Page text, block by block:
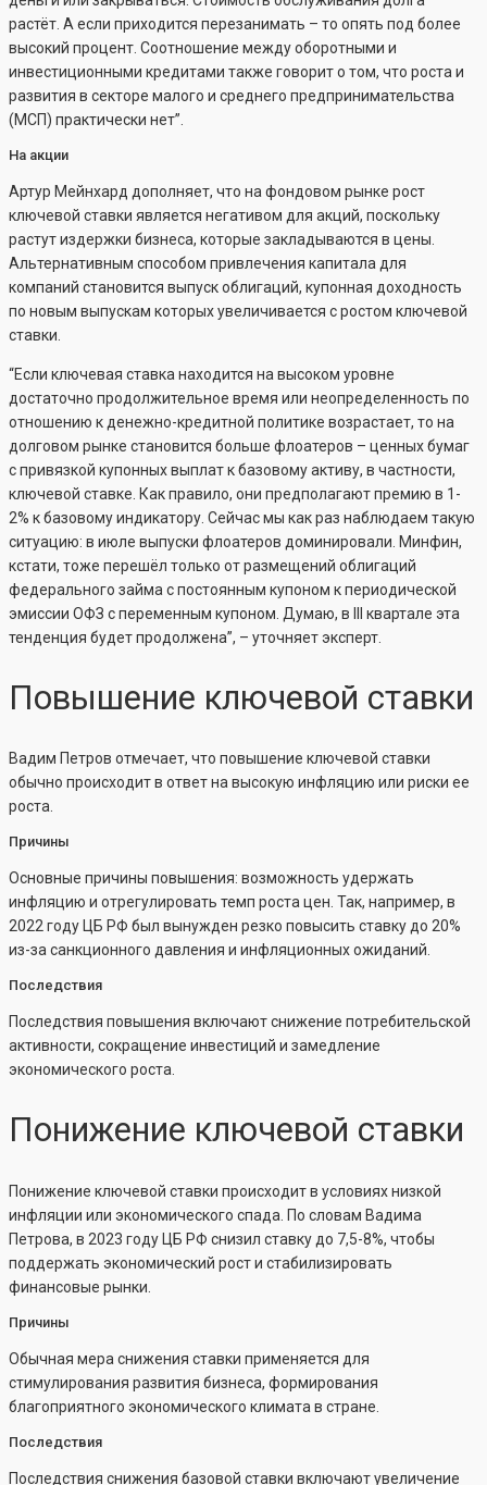
растёт. А если приходится перезанимать – то опять под более
высокий процент. Соотношение между оборотными и
инвестиционными кредитами также говорит о том, что роста и
развития в секторе малого и среднего предпринимательства
(МСП) практически нет”.
На акции
Артур Мейнхард дополняет, что на фондовом рынке рост
ключевой ставки является негативом для акций, поскольку
растут издержки бизнеса, которые закладываются в цены.
Альтернативным способом привлечения капитала для
компаний становится выпуск облигаций, купонная доходность
по новым выпускам которых увеличивается с ростом ключевой
ставки.
“Если ключевая ставка находится на высоком уровне
достаточно продолжительное время или неопределенность по
отношению к денежно-кредитной политике возрастает, то на
долговом рынке становится больше флоатеров – ценных бумаг
с привязкой купонных выплат к базовому активу, в частности,
ключевой ставке. Как правило, они предполагают премию в 1-
2% к базовому индикатору. Сейчас мы как раз наблюдаем такую
ситуацию: в июле выпуски флоатеров доминировали. Минфин,
кстати, тоже перешёл только от размещений облигаций
федерального займа с постоянным купоном к периодической
эмиссии ОФЗ с переменным купоном. Думаю, в III квартале эта
тенденция будет продолжена”, – уточняет эксперт.
Повышение ключевой ставки
Вадим Петров отмечает, что повышение ключевой ставки
обычно происходит в ответ на высокую инфляцию или риски ее
роста.
Причины
Основные причины повышения: возможность удержать
инфляцию и отрегулировать темп роста цен. Так, например, в
2022 году ЦБ РФ был вынужден резко повысить ставку до 20%
из-за санкционного давления и инфляционных ожиданий.
Последствия
Последствия повышения включают снижение потребительской
активности, сокращение инвестиций и замедление
экономического роста.
Понижение ключевой ставки
Понижение ключевой ставки происходит в условиях низкой
инфляции или экономического спада. По словам Вадима
Петрова, в 2023 году ЦБ РФ снизил ставку до 7,5-8%, чтобы
поддержать экономический рост и стабилизировать
финансовые рынки.
Причины
Обычная мера снижения ставки применяется для
стимулирования развития бизнеса, формирования
благоприятного экономического климата в стране.
Последствия
Последствия снижения базовой ставки включают увеличение